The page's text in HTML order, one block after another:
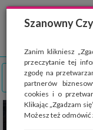
Szanowny
Zanim klikniesz
przeczytanie tej
zgodę na
partnerów
cookies i o
Klikając „Zgadzam
Możesz też odmówić
Strona wykorzystuje pliki
Wyrażając zgodę na
przeglądarki. Przejdź do